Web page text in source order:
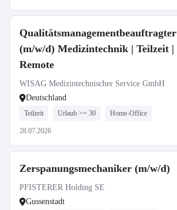
Qualitätsmanagementbeauftragter
(m/w/d) Medizintechnik | Teilzeit |
Remote
WISAG Medizintechnischer Service GmbH
Deutschland
Teilzeit Urlaub >= 30 Home-Office
28.07.2026
Zerspanungsmechaniker (m/w/d)
PFISTERER Holding SE
Gussenstadt